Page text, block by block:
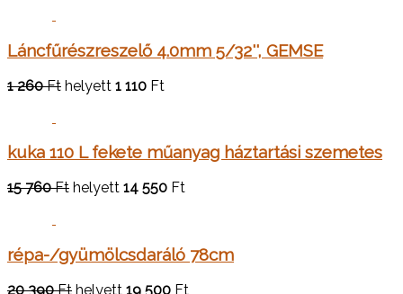
Láncfűrészreszelő 4.0mm 5/32'', GEMSE
1 260 Ft helyett 1 110 Ft
kuka 110 L fekete műanyag háztartási szemetes
15 760 Ft helyett 14 550 Ft
répa-/gyümölcsdaráló 78cm
20 390 Ft helyett 19 500 Ft